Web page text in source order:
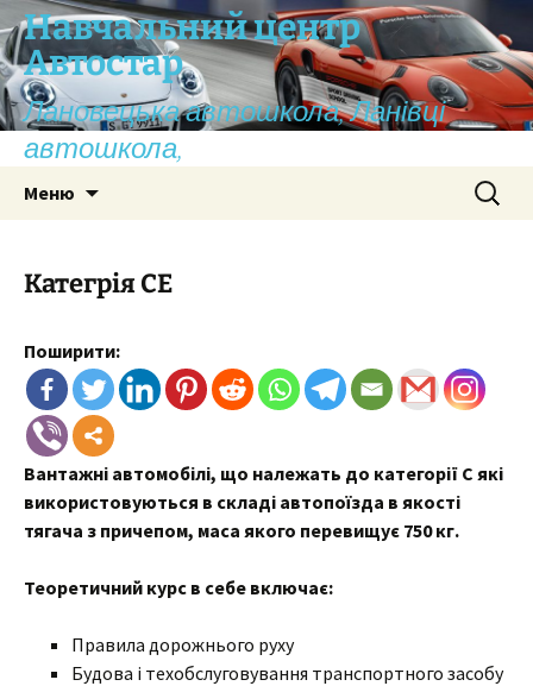
Перейти
до
вмісту
Навчальний центр
Автостар
Лановецька автошкола, Ланівці
автошкола,
Меню Пошук:
Категрія СЕ
Поширити:
Вантажні автомобілі, що належать до категорії С які
використовуються в складі автопоїзда в якості
тягача з причепом, маса якого перевищує 750 кг.
Теоретичний курс в себе включає:
Правила дорожнього руху
Будова і техобслуговування транспортного засобу